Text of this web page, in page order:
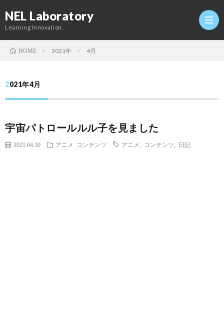
NEL Laboratory
Learning Innovation.
研
HOME 2021年 4月
2021年4月
宇宙パトロールルル子を見ました
2021.04.30 アニメ コンテンツ アニメ コンテンツ 日記